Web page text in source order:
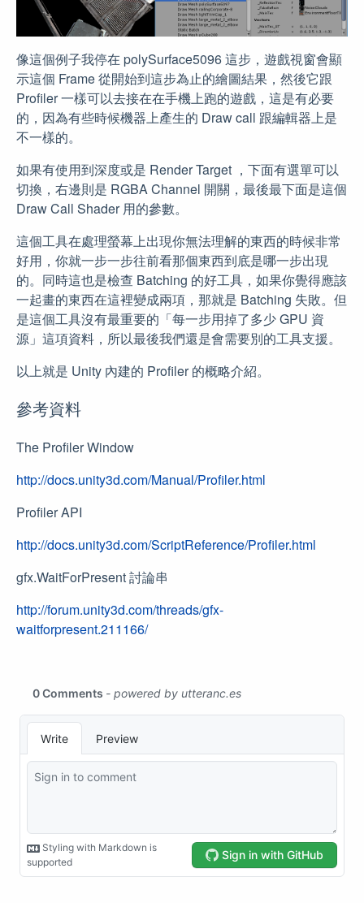
像這個例子我停在 polySurface5096 這步，遊戲視窗會顯
示這個 Frame 從開始到這步為止的繪圖結果，然後它跟
Profiler 一樣可以去接在在手機上跑的遊戲，這是有必要
的，因為有些時候機器上產生的 Draw call 跟編輯器上是
不一樣的。
如果有使用到深度或是 Render Target ，下面有選單可以
切換，右邊則是 RGBA Channel 開關，最後最下面是這個
Draw Call Shader 用的參數。
這個工具在處理螢幕上出現你無法理解的東西的時候非常
好用，你就一步一步往前看那個東西到底是哪一步出現
的。同時這也是檢查 Batching 的好工具，如果你覺得應該
一起畫的東西在這裡變成兩項，那就是 Batching 失敗。但
是這個工具沒有最重要的「每一步用掉了多少 GPU 資
源」這項資料，所以最後我們還是會需要別的工具支援。
以上就是 Unity 內建的 Profiler 的概略介紹。
參考資料
The Profiler Window
http://docs.unity3d.com/Manual/Profiler.html
Profiler API
http://docs.unity3d.com/ScriptReference/Profiler.html
gfx.WaitForPresent 討論串
http://forum.unity3d.com/threads/gfx-
waitforpresent.211166/